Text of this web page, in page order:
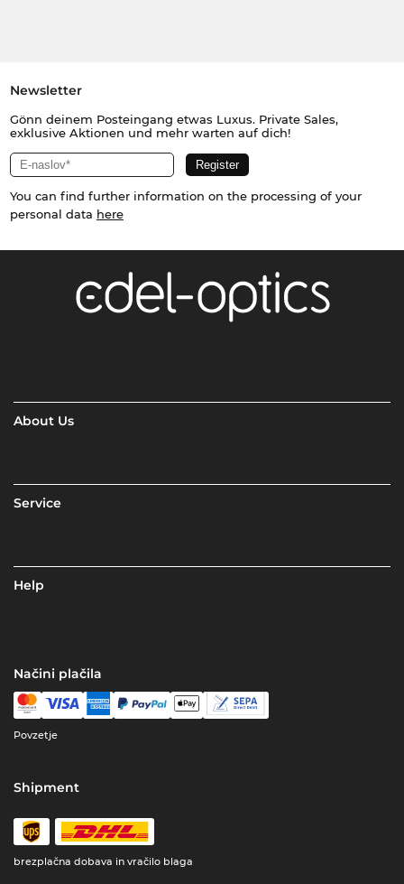
Newsletter
Gönn deinem Posteingang etwas Luxus. Private Sales,
exklusive Aktionen und mehr warten auf dich!
You can find further information on the processing of your
personal data here
About Us
Service
Help
Načini plačila
Povzetje
Shipment
brezplačna dobava in vračilo blaga